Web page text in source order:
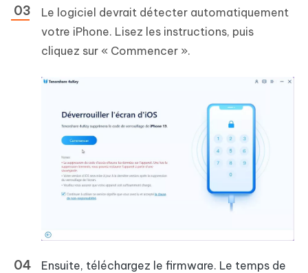
Le logiciel devrait détecter automatiquement
votre iPhone. Lisez les instructions, puis
cliquez sur « Commencer ».
Ensuite, téléchargez le firmware. Le temps de